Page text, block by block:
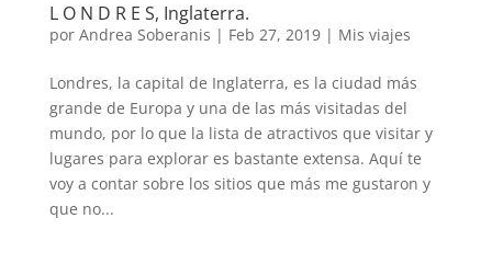
L O N D R E S, Inglaterra.
por Andrea Soberanis | Feb 27, 2019| Mis viajes
Londres, la capital de Inglaterra, es la ciudad más
grande de Europa y una de las más visitadas del
mundo, por lo que la lista de atractivos que visitar y
lugares para explorar es bastante extensa. Aquí te
voy a contar sobre los sitios que más me gustaron y
que no...